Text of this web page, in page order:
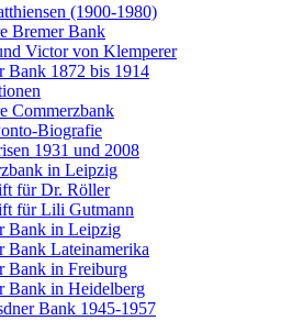
(1900-1980)
Bremer Bank
Victor von Klemperer
Bank 1872 bis 1914
Commerzbank
Biografie
1931 und 2008
in Leipzig
für Dr. Röller
für Lili Gutmann
Bank in Leipzig
Bank Lateinamerika
Bank in Freiburg
Bank in Heidelberg
Bank 1945-1957